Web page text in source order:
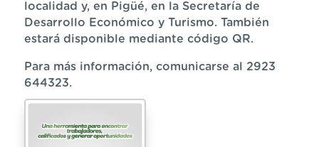
localidad y, en Pigüé, en la Secretaría de
Desarrollo Económico y Turismo. También
estará disponible mediante código QR.
Para más información, comunicarse al 2923
644323.